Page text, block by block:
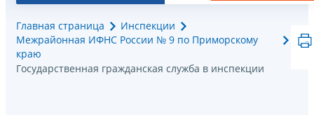
Главная страница
Инспекции
Межрайонная ИФНС России № 9 по Приморскому
краю
Государственная гражданская служба в инспекции